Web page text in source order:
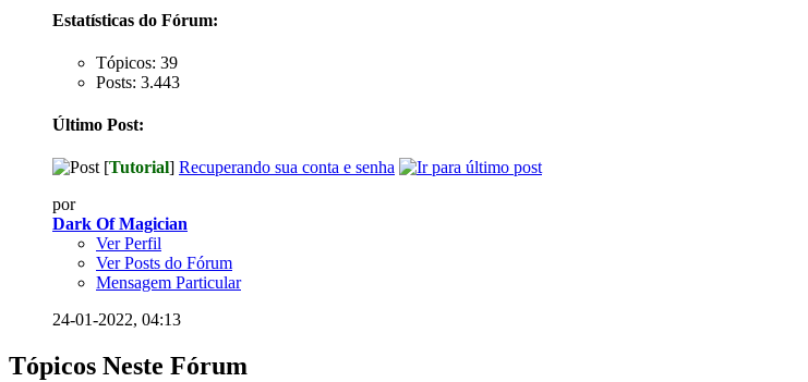
Estatísticas do Fórum:
Tópicos: 39
Posts: 3.443
Último Post:
[Tutorial] Recuperando sua conta e senha
por
Dark Of Magician
Ver Perfil
Ver Posts do Fórum
Mensagem Particular
24-01-2022, 04:13
Tópicos Neste Fórum